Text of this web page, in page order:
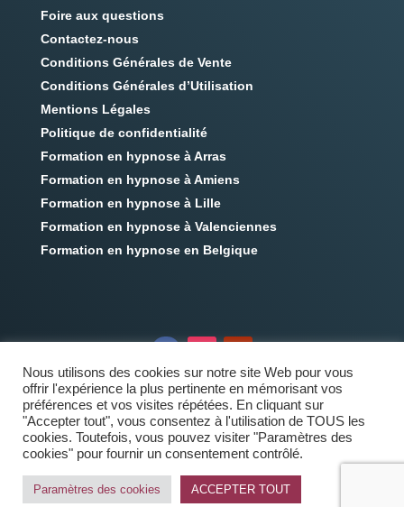
Foire aux questions
Contactez-nous
Conditions Générales de Vente
Conditions Générales d’Utilisation
Mentions Légales
Politique de confidentialité
Formation en hypnose à Arras
Formation en hypnose à Amiens
Formation en hypnose à Lille
Formation en hypnose à Valenciennes
Formation en hypnose en Belgique
2022 – IHM-Nord ®– Marque déposée – Tous droits
réservés
Nous utilisons des cookies sur notre site Web pour vous
offrir l'expérience la plus pertinente en mémorisant vos
préférences et vos visites répétées. En cliquant sur
"Accepter tout", vous consentez à l'utilisation de TOUS les
cookies. Toutefois, vous pouvez visiter "Paramètres des
cookies" pour fournir un consentement contrôlé.
Paramètres des cookies ACCEPTER TOUT